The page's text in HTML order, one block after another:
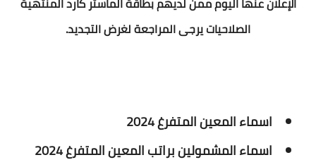
الصلاحيات يرجى المراجعة لغرض التجديد.
اسماء المعين المتفرغ 2024
اسماء المشمولين براتب المعين المتفرغ 2024